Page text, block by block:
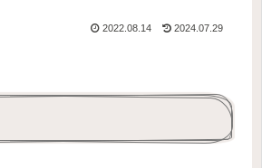
2022.08.14 2024.07.29